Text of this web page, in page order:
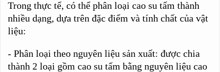
Trong thực tế, có thể phân loại cao su tấm thành
nhiều dạng, dựa trên đặc điểm và tính chất của vật
liệu:
- Phân loại theo nguyên liệu sản xuất: được chia
thành 2 loại gồm cao su tấm bằng nguyên liệu cao